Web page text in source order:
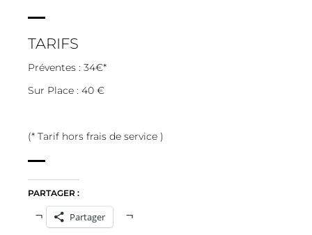
TARIFS
Préventes : 34€*
Sur Place : 40 €
(* Tarif hors frais de service )
PARTAGER :
Partager